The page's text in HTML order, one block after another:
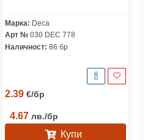
Марка: Deca
Арт № 030 DEC 778
Наличност: 86 бр
2.39 €/бр
4.67 лв./бр
Купи